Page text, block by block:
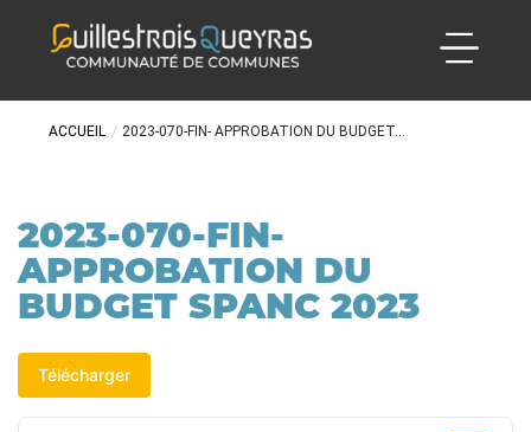
ACCUEIL / 2023-070-FIN- APPROBATION DU BUDGET...
2023-070-FIN-
APPROBATION DU
BUDGET SPANC 2023
Télécharger